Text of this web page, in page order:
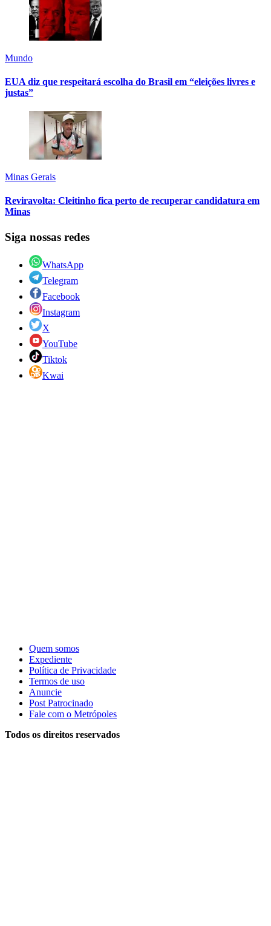
Mundo
EUA diz que respeitará escolha do Brasil em “eleições livres e
justas”
Minas Gerais
Reviravolta: Cleitinho fica perto de recuperar candidatura em
Minas
Siga nossas redes
WhatsApp
Telegram
Facebook
Instagram
X
YouTube
Tiktok
Kwai
Quem somos
Expediente
Política de Privacidade
Termos de uso
Anuncie
Post Patrocinado
Fale com o Metrópoles
Todos os direitos reservados